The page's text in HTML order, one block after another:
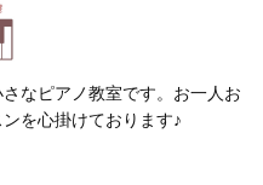
なピアノ教室です。お一人お
を心掛けております♪